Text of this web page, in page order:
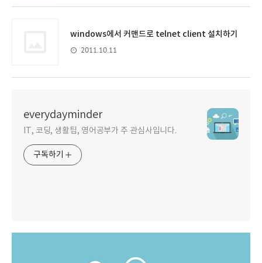
windows에서 커맨드로 telnet client 설치하기
2011.10.11
everydayminder
IT, 코딩, 생활팁, 영어공부가 주 관심사입니다.
구독하기